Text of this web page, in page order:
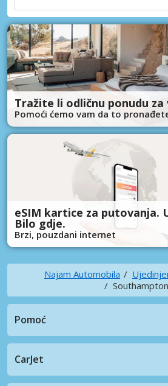
Tražite li odličnu ponudu za
Pomoći ćemo vam da to
eSIM kartice za putovanja.
Bilo gdje.
Brzi, pouzdani internet
Najam Automobila
Southampton
Pomoć
CarJet